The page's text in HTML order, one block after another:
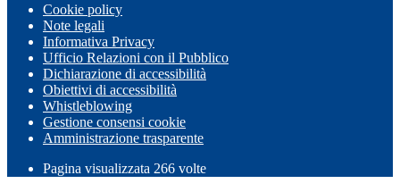
Cookie policy
Note legali
Informativa Privacy
Ufficio Relazioni con il Pubblico
Dichiarazione di accessibilità
Obiettivi di accessibilità
Whistleblowing
Gestione consensi cookie
Amministrazione trasparente
Pagina visualizzata 266 volte